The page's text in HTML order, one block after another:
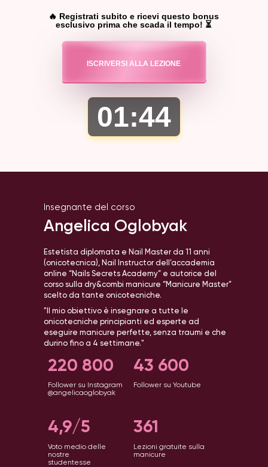
ISCRIVERSI ALLA LEZIONE
🔥 Registrati subito e ricevi questo bonus
esclusivo prima che scada il tempo! ⏳
01:43
Angelica Oglobyak
220 800
Insegnante del corso
Follower su Instagram
@angelicaoglobyak
43 600
Follower su Youtube
4,9/5
Voto medio delle
nostre
studentesse
361
Lezioni gratuite sulla
manicure
Estetista diplomata e Nail Master da 11 anni
(onicotecnica), Nail Instructor dell’accademia
online “Nails Secrets Academy” e autorice del
corso sulla dry&combi manicure “Manicure Master”
scelto da tante onicotecniche.
"Il mio obiettivo è insegnare a tutte le
onicotecniche principianti ed esperte ad
eseguire manicure perfette, senza traumi e che
durino fino a 4 settimane."